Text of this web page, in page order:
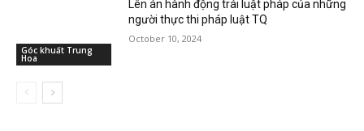
Góc khuất Trung
Hoa
Lên án hành động trái luật pháp của những
người thực thi pháp luật TQ
October 10, 2024